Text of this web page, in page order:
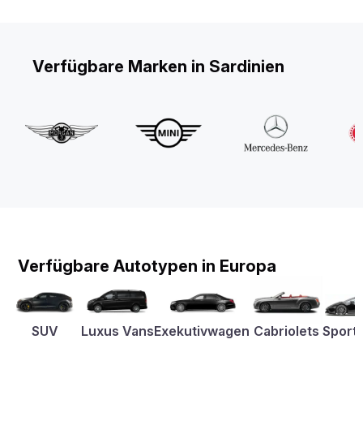
Verfügbare Marken in Sardinien
Verfügbare Autotypen in Europa
SUV Luxus VansExekutivwagen Cabriolets